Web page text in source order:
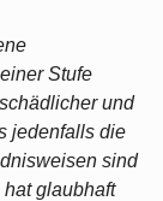
Stufe
und
jedenfalls die
sind
glaubhaft